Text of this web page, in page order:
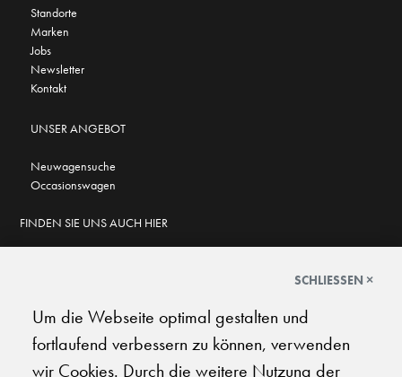
Standorte
Marken
Jobs
Newsletter
Kontakt
UNSER ANGEBOT
Neuwagensuche
Occasionswagen
FINDEN SIE UNS AUCH HIER
4.7 ★★★★★
★★★★★
SCHLIESSEN ×
Um die Webseite optimal gestalten und
fortlaufend verbessern zu können, verwenden
wir Cookies. Durch die weitere Nutzung der